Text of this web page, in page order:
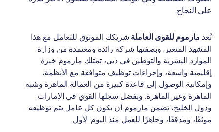
على النجاح.
تُعد مارموم للقوى العاملة شريكك الموثوق للتعامل مع هذا
المشهد المتغير. وبصفتها شركة رائدة ومعتمدة من وزارة
الموارد البشرية والتوطين في دبي، تمتلك مارموم خبرة
إقليمية واسعة، وإجراءات توظيف متوافقة مع الأنظمة،
وإمكانية الوصول إلى قاعدة كبيرة من العمالة الماهرة وشبه
الماهرة وغير الماهرة. وبفضل سجلها القوي في الإمارات
ودول الخليج، تضمن مارموم أن يكون كل عامل يتم توظيفه
موثقًا، ومدققًا، وجاهزًا للعمل منذ اليوم الأول.